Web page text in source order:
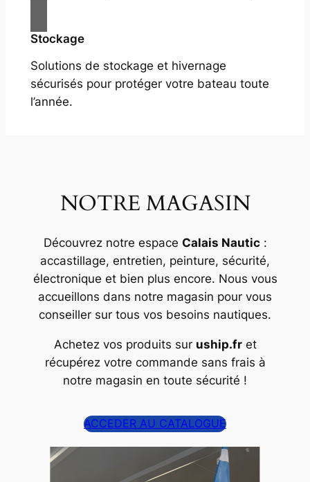
Stockage
Solutions de stockage et hivernage
sécurisés pour protéger votre bateau toute
l’année.
NOTRE MAGASIN
Découvrez notre espace Calais Nautic:
accastillage, entretien, peinture, sécurité,
électronique et bien plus encore. Nous vous
accueillons dans notre magasin pour vous
conseiller sur tous vos besoins nautiques.
Achetez vos produits sur uship.fret
récupérez votre commande sans frais à
notre magasin en toute sécurité !
ACCEDER AU CATALOGUE